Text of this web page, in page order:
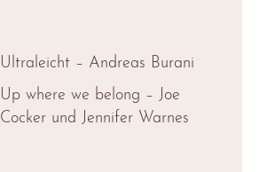
Ultraleicht – Andreas Burani
Up where we belong – Joe
Cocker und Jennifer Warnes